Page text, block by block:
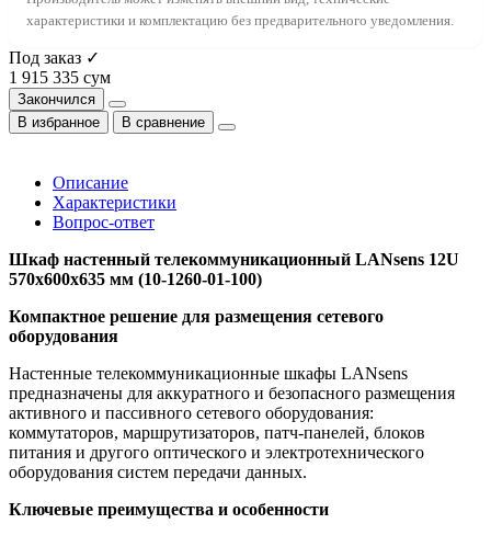
характеристики и комплектацию без предварительного уведомления.
Под заказ ✓
1 915 335 сум
Закончился
В избранное
В сравнение
Описание
Характеристики
Вопрос-ответ
Шкаф настенный телекоммуникационный LANsens 12U
570x600x635 мм (10-1260-01-100)
Компактное решение для размещения сетевого
оборудования
Настенные телекоммуникационные шкафы LANsens
предназначены для аккуратного и безопасного размещения
активного и пассивного сетевого оборудования:
коммутаторов, маршрутизаторов, патч-панелей, блоков
питания и другого оптического и электротехнического
оборудования систем передачи данных.
Ключевые преимущества и особенности